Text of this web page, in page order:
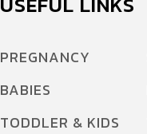
PREGNANCY
BABIES
TODDLER & KIDS